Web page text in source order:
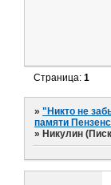
Страница:1
»"Никто не
памяти
»Никулин